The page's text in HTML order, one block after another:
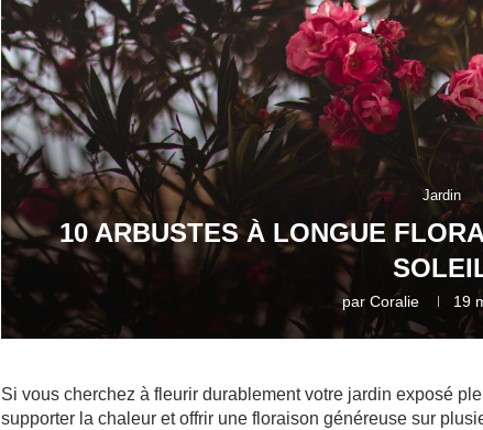
Jardin
10 ARBUSTES À LONGUE
par Coralie 19
Si vous cherchez à fleurir durablement votre jardin exposé
supporter la chaleur et offrir une floraison généreuse sur